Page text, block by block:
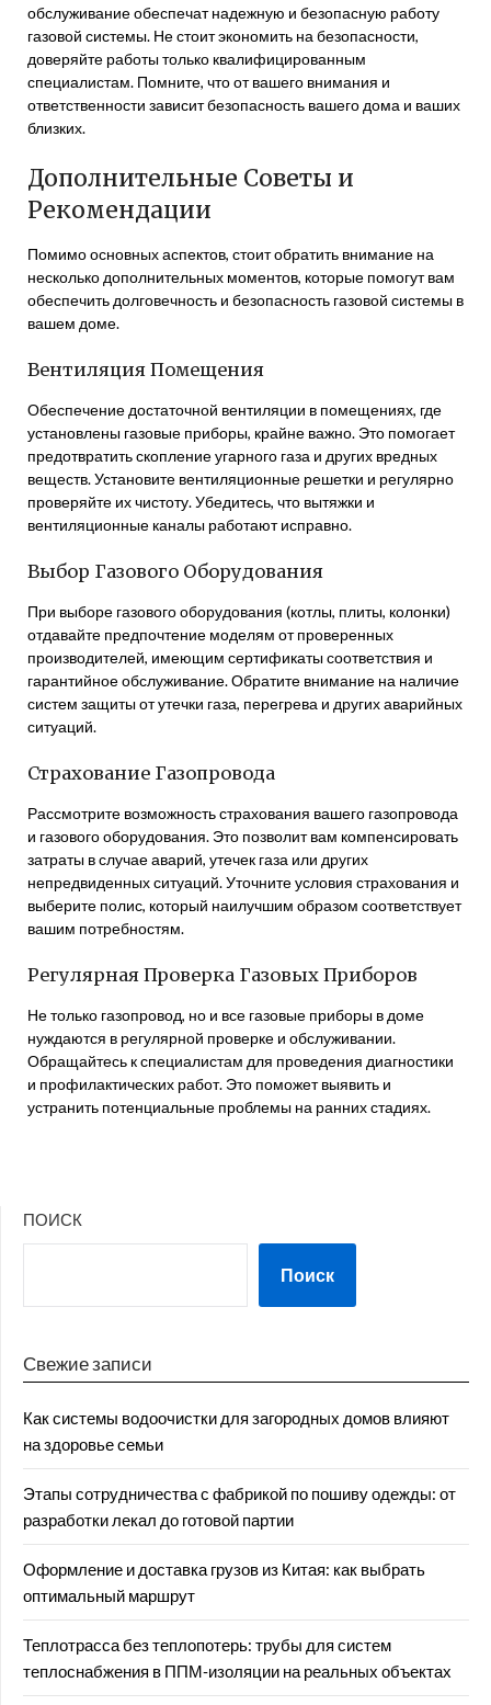
обслуживание обеспечат надежную и безопасную работу
газовой системы. Не стоит экономить на безопасности,
доверяйте работы только квалифицированным
специалистам. Помните, что от вашего внимания и
ответственности зависит безопасность вашего дома и ваших
близких.
Дополнительные Советы и
Рекомендации
Помимо основных аспектов, стоит обратить внимание на
несколько дополнительных моментов, которые помогут вам
обеспечить долговечность и безопасность газовой системы в
вашем доме.
Вентиляция Помещения
Обеспечение достаточной вентиляции в помещениях, где
установлены газовые приборы, крайне важно. Это помогает
предотвратить скопление угарного газа и других вредных
веществ. Установите вентиляционные решетки и регулярно
проверяйте их чистоту. Убедитесь, что вытяжки и
вентиляционные каналы работают исправно.
Выбор Газового Оборудования
При выборе газового оборудования (котлы, плиты, колонки)
отдавайте предпочтение моделям от проверенных
производителей, имеющим сертификаты соответствия и
гарантийное обслуживание. Обратите внимание на наличие
систем защиты от утечки газа, перегрева и других аварийных
ситуаций.
Страхование Газопровода
Рассмотрите возможность страхования вашего газопровода
и газового оборудования. Это позволит вам компенсировать
затраты в случае аварий, утечек газа или других
непредвиденных ситуаций. Уточните условия страхования и
выберите полис, который наилучшим образом соответствует
вашим потребностям.
Регулярная Проверка Газовых Приборов
Не только газопровод, но и все газовые приборы в доме
нуждаются в регулярной проверке и обслуживании.
Обращайтесь к специалистам для проведения диагностики
и профилактических работ. Это поможет выявить и
устранить потенциальные проблемы на ранних стадиях.
ПОИСК
Поиск
Свежие записи
Как системы водоочистки для загородных домов влияют
на здоровье семьи
Этапы сотрудничества с фабрикой по пошиву одежды: от
разработки лекал до готовой партии
Оформление и доставка грузов из Китая: как выбрать
оптимальный маршрут
Теплотрасса без теплопотерь: трубы для систем
теплоснабжения в ППМ‑изоляции на реальных объектах